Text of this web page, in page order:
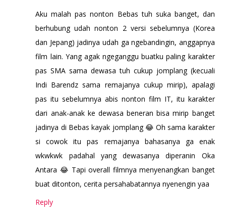
Aku malah pas nonton Bebas tuh suka banget, dan
berhubung udah nonton 2 versi sebelumnya (Korea
dan Jepang) jadinya udah ga ngebandingin, anggapnya
film lain. Yang agak ngeganggu buatku paling karakter
pas SMA sama dewasa tuh cukup jomplang (kecuali
Indi Barendz sama remajanya cukup mirip), apalagi
pas itu sebelumnya abis nonton film IT, itu karakter
dari anak-anak ke dewasa beneran bisa mirip banget
jadinya di Bebas kayak jomplang 😂 Oh sama karakter
si cowok itu pas remajanya bahasanya ga enak
wkwkwk padahal yang dewasanya diperanin Oka
Antara 😂 Tapi overall filmnya menyenangkan banget
buat ditonton, cerita persahabatannya nyenengin yaa
Reply